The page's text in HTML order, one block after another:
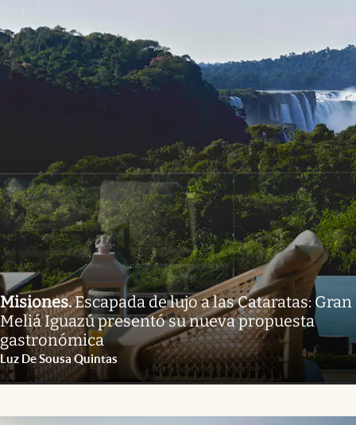
Misiones.Escapada de lujo a las Cataratas: Gran
Meliá Iguazú presentó su nueva propuesta
gastronómica
Luz De Sousa Quintas